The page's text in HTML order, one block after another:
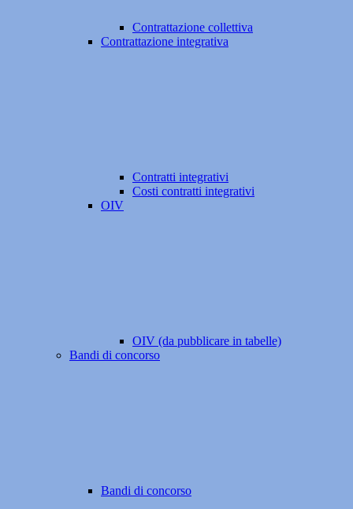
Contrattazione collettiva
Contrattazione integrativa
Contratti integrativi
Costi contratti integrativi
OIV
OIV (da pubblicare in tabelle)
Bandi di concorso
Bandi di concorso